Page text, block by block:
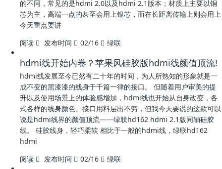
的不同，常见的是hdmi 2.0以及hdmi 2.1版本；材质上主要以铜
芯为主，高端一点的甚至会用上银芯，而在长距离传输上则会用上
今天重点要讲
阅读
发布时间 02/16 绿联
hdmi线开始内卷？苹果风硅胶版hdmi线颜值顶流!
hdmi线发展至今已然有二十年的时间，为人所熟知的形象就是一
成不变的黑漆漆的线身于千篇一律的接口。 但随着用户审美的提
升以及使用场景上的体验感增加，hdmi线也开始从自身改变，各
式各样的线身颜色、接口用料层出不穷，但我今天要说的这款可以
说是hdmi线界的颜值顶流——绿联hd162 hdmi 2.1版同轴硅胶
线。 硅胶线身，轻巧柔软 相比于一般的hdmi线，绿联hd162
hdmi
阅读
发布时间 02/16 绿联